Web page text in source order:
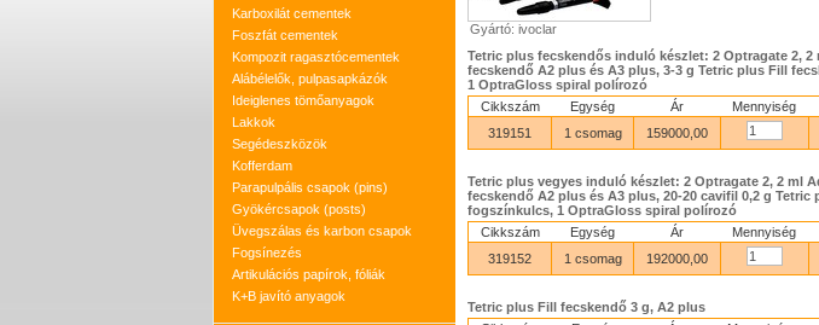
Karboxilát cementek
Foszfát cementek
Kompozit ragasztócementek
Alábélelők, pulpasapkázók
Ideiglenes tömőanyagok
Lakkok
Segédeszközök
Kofferdam
Parapulpális csapok (pins)
Gyökércsapok (posts)
Üvegszálas és karbon csapok
Fogsínezés
Artikulációs papírok, fóliák
K+B javító anyagok
Gyártó: ivoclar
Tetric plus fecskendős induló készlet: 2 Optragate 2,
fecskendő A2 plus és A3 plus, 3-3 g Tetric plus Fill
1 OptraGloss spiral polírozó
Cikkszám
Egység Ár
Mennyiség
319151
1 csomag 159000,00
Tetric plus vegyes induló készlet: 2 Optragate 2, 2 ml
fecskendő A2 plus és A3 plus, 20-20 cavifil 0,2 g
fogszínkulcs, 1 OptraGloss spiral polírozó
Cikkszám
Egység Ár
Mennyiség
319152
1 csomag 192000,00
Tetric plus Fill fecskendő 3 g, A2 plus